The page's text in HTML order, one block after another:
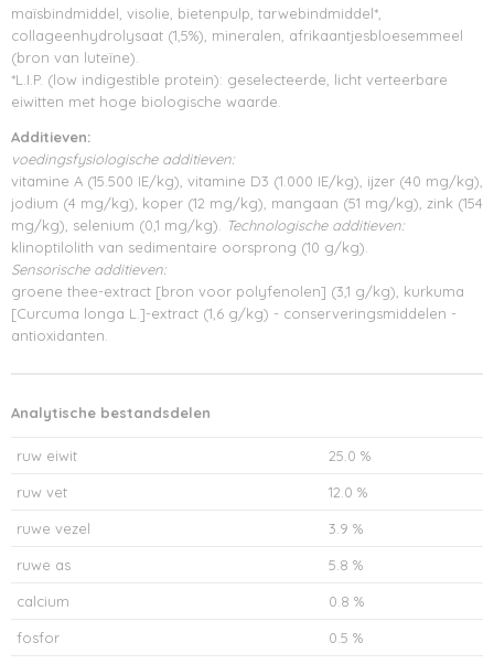
maïsbindmiddel, visolie, bietenpulp, tarwebindmiddel*,
collageenhydrolysaat (1,5%), mineralen, afrikaantjesbloesemmeel
(bron van luteïne).
*L.I.P. (low indigestible protein): geselecteerde, licht verteerbare
eiwitten met hoge biologische waarde.
Additieven:
voedingsfysiologische additieven:
vitamine A (15.500 IE/kg), vitamine D3 (1.000 IE/kg), ijzer (40 mg/kg),
jodium (4 mg/kg), koper (12 mg/kg), mangaan (51 mg/kg), zink (154
mg/kg), selenium (0,1 mg/kg).
Technologische additieven:
klinoptilolith van sedimentaire oorsprong (10 g/kg).
Sensorische additieven:
groene thee-extract [bron voor polyfenolen] (3,1 g/kg), kurkuma
[Curcuma longa L.]-extract (1,6 g/kg) - conserveringsmiddelen -
antioxidanten.
Analytische bestandsdelen
ruw eiwit 25.0 %
ruw vet 12.0 %
ruwe vezel 3.9 %
ruwe as 5.8 %
calcium 0.8 %
fosfor 0.5 %